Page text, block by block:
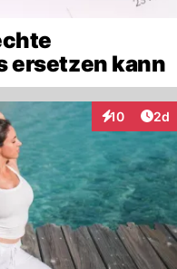
ersetzen kann
10
Interaktionen
2d